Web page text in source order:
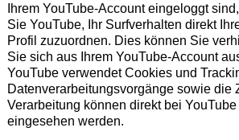
Ihrem YouTube-Account eingeloggt
Sie YouTube, Ihr Surfverhalten direkt
Profil zuzuordnen. Dies können Sie
Sie sich aus Ihrem YouTube-Account
YouTube verwendet Cookies und
Datenverarbeitungsvorgänge sowie die
Verarbeitung können direkt bei YouTube
eingesehen werden.